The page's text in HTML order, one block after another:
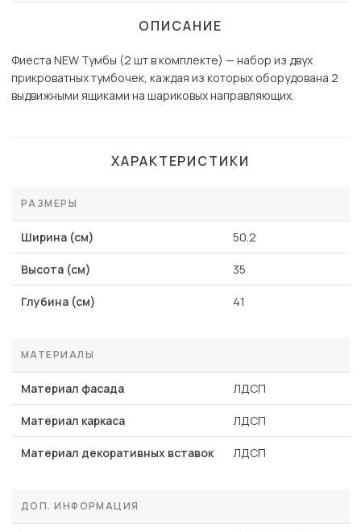
ОПИСАНИЕ
Фиеста NEW Тумбы (2 шт в комплекте) — набор из двух
прикроватных тумбочек, каждая из которых оборудована 2
выдвижными ящиками на шариковых направляющих.
ХАРАКТЕРИСТИКИ
РАЗМЕРЫ
Ширина (см) 50.2
Высота (см) 35
Глубина (см) 41
МАТЕРИАЛЫ
Материал фасада ЛДСП
Материал каркаса ЛДСП
Материал декоративных вставок ЛДСП
ДОП. ИНФОРМАЦИЯ